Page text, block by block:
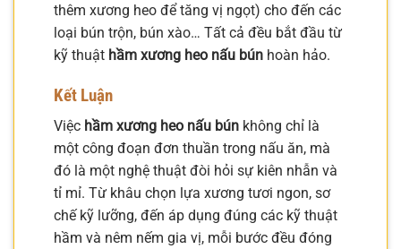
thêm xương heo để tăng vị ngọt) cho đến các
loại bún trộn, bún xào… Tất cả đều bắt đầu từ
kỹ thuật hầm xương heo nấu bún hoàn hảo.
Kết Luận
Việc hầm xương heo nấu bún không chỉ là
một công đoạn đơn thuần trong nấu ăn, mà
đó là một nghệ thuật đòi hỏi sự kiên nhẫn và
tỉ mỉ. Từ khâu chọn lựa xương tươi ngon, sơ
chế kỹ lưỡng, đến áp dụng đúng các kỹ thuật
hầm và nêm nếm gia vị, mỗi bước đều đóng